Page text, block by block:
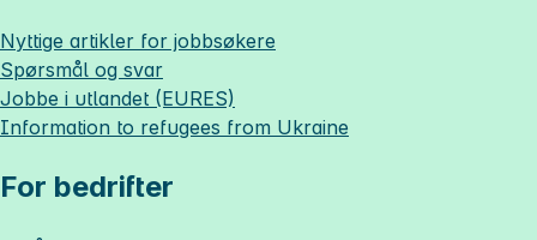
Nyttige artikler for jobbsøkere
Spørsmål og svar
Jobbe i utlandet (EURES)
Information to refugees from Ukraine
For bedrifter